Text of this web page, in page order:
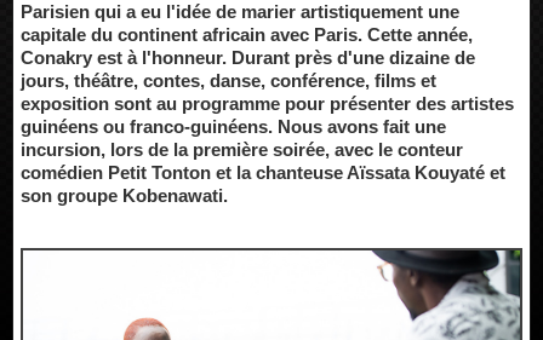
Parisien qui a eu l'idée de marier artistiquement une
capitale du continent africain avec Paris. Cette année,
Conakry est à l'honneur. Durant près d'une dizaine de
jours, théâtre, contes, danse, conférence, films et
exposition sont au programme pour présenter des artistes
guinéens ou franco-guinéens. Nous avons fait une
incursion, lors de la première soirée, avec le conteur
comédien Petit Tonton et la chanteuse Aïssata Kouyaté et
son groupe Kobenawati.